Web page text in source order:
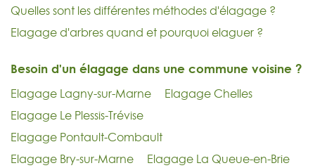
Quelles sont les différentes méthodes d'élagage ?
Elagage d'arbres quand et pourquoi elaguer ?
Besoin d'un élagage dans une commune voisine ?
Elagage Lagny-sur-Marne
Elagage Chelles
Elagage Le Plessis-Trévise
Elagage Pontault-Combault
Elagage Bry-sur-Marne
Elagage La Queue-en-Brie